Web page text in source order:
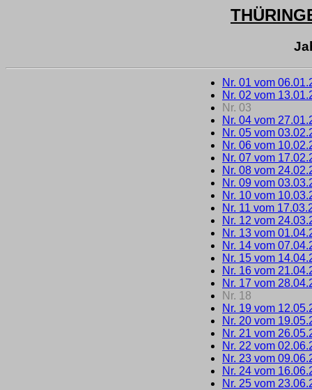
Nr. 01 vom
Nr. 02 vom
Nr. 03
Nr. 04 vom
Nr. 05 vom
Nr. 06 vom
Nr. 07 vom
Nr. 08 vom
Nr. 09 vom
Nr. 10 vom
Nr. 11 vom
Nr. 12 vom
Nr. 13 vom
Nr. 14 vom
Nr. 15 vom
Nr. 16 vom
Nr. 17 vom
Nr. 18
Nr. 19 vom
Nr. 20 vom
Nr. 21 vom
Nr. 22 vom
Nr. 23 vom
Nr. 24 vom
Nr. 25 vom